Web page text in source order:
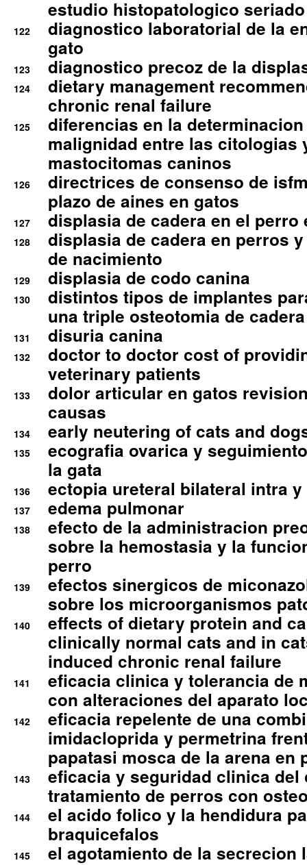
estudio histopatologico seriado
122
diagnostico laboratorial de la
gato
123 diagnostico precoz de la
124
dietary management
chronic renal failure
125
diferencias en la
malignidad entre las citologias
mastocitomas caninos
126
directrices de consenso de
plazo de aines en gatos
127 displasia de cadera en el perro
128
displasia de cadera en perros
de nacimiento
129 displasia de codo canina
130
distintos tipos de implantes
una triple osteotomia de cadera
131 disuria canina
132
doctor to doctor cost of
veterinary patients
133
dolor articular en gatos
causas
134 early neutering of cats and
135
ecografia ovarica y
la gata
136 ectopia ureteral bilateral intra
137 edema pulmonar
138
efecto de la administracion
sobre la hemostasia y la
perro
139
efectos sinergicos de
sobre los microorganismos
140
effects of dietary protein and
clinically normal cats and in
induced chronic renal failure
141
eficacia clinica y tolerancia de
con alteraciones del aparato
142
eficacia repelente de una
imidacloprida y permetrina
papatasi mosca de la arena en
143
eficacia y seguridad clinica del
tratamiento de perros con
144
el acido folico y la hendidura
braquicefalos
145
el agotamiento de la secrecion